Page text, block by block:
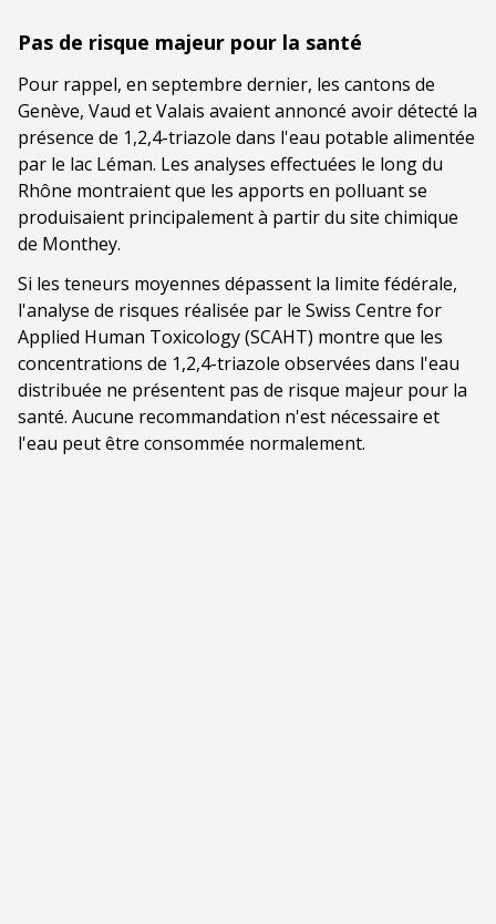
Pas de risque majeur pour la santé
Pour rappel, en septembre dernier, les cantons de
Genève, Vaud et Valais avaient annoncé avoir détecté la
présence de 1,2,4-triazole dans l'eau potable alimentée
par le lac Léman. Les analyses effectuées le long du
Rhône montraient que les apports en polluant se
produisaient principalement à partir du site chimique
de Monthey.
Si les teneurs moyennes dépassent la limite fédérale,
l'analyse de risques réalisée par le Swiss Centre for
Applied Human Toxicology (SCAHT) montre que les
concentrations de 1,2,4-triazole observées dans l'eau
distribuée ne présentent pas de risque majeur pour la
santé. Aucune recommandation n'est nécessaire et
l'eau peut être consommée normalement.